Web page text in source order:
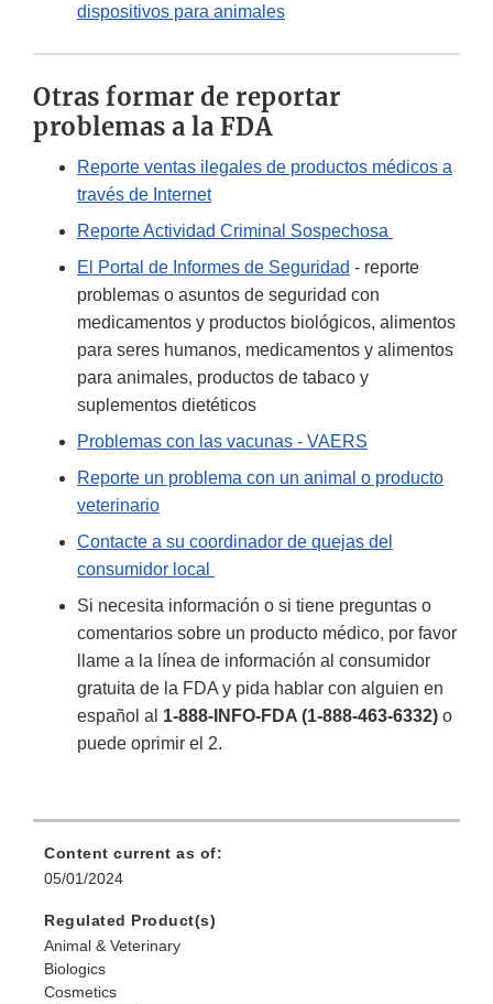
dispositivos para animales
Otras formar de reportar
problemas a la FDA
Reporte ventas ilegales de productos médicos a
través de Internet
Reporte Actividad Criminal Sospechosa
El Portal de Informes de Seguridad - reporte
problemas o asuntos de seguridad con
medicamentos y productos biológicos, alimentos
para seres humanos, medicamentos y alimentos
para animales, productos de tabaco y
suplementos dietéticos
Problemas con las vacunas - VAERS
Reporte un problema con un animal o producto
veterinario
Contacte a su coordinador de quejas del
consumidor local
Si necesita información o si tiene preguntas o
comentarios sobre un producto médico, por favor
llame a la línea de información al consumidor
gratuita de la FDA y pida hablar con alguien en
español al 1-888-INFO-FDA (1-888-463-6332) o
puede oprimir el 2.
Content current as of:
05/01/2024
Regulated Product(s)
Animal & Veterinary
Biologics
Cosmetics